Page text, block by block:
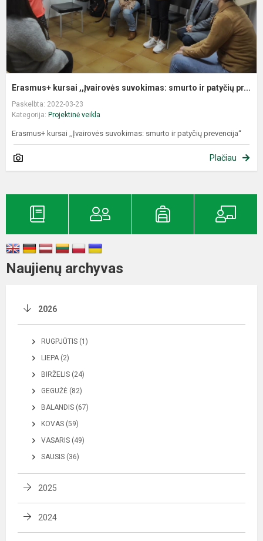
Erasmus+ kursai ,,Įvairovės suvokimas: smurto ir patyčių pr...
Paskelbta: 2022-03-23
Kategorija: Projektinė veikla
Erasmus+ kursai ,,Įvairovės suvokimas: smurto ir patyčių prevencija“
Plačiau
Naujienų archyvas
2026
RUGPJŪTIS (1)
LIEPA (2)
BIRŽELIS (24)
GEGUŽĖ (82)
BALANDIS (67)
KOVAS (59)
VASARIS (49)
SAUSIS (36)
2025
2024